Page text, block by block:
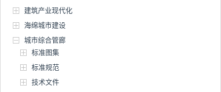
建筑产业现代化
海绵城市建设
城市综合管廊
标准图集
标准规范
技术文件